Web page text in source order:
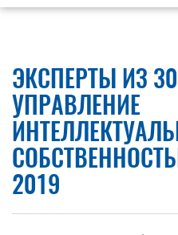
ЭКСПЕРТЫ ИЗ
УПРАВЛЕНИЕ
2019